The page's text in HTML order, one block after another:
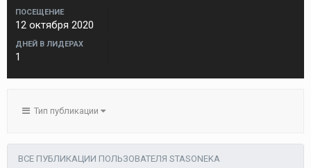
ПОСЕЩЕНИЕ
12 октября 2020
ДНЕЙ В ЛИДЕРАХ
1
Тип публикации
ВСЕ ПУБЛИКАЦИИ ПОЛЬЗОВАТЕЛЯ STASONEKA